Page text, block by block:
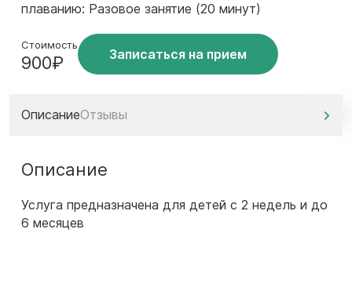
плаванию: Разовое занятие (20 минут)
Стоимость
900₽ Записаться на прием
ОписаниеОтзывы
Описание
Услуга предназначена для детей с 2 недель и до
6 месяцев